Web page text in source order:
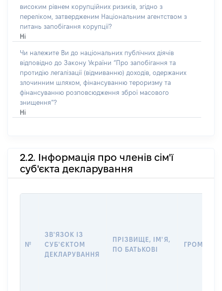
високим рівнем корупційних ризиків, згідно з
переліком, затвердженим Національним агентством з
питань запобігання корупції?
Ні
Чи належите Ви до національних публічних діячів
відповідно до Закону України “Про запобігання та
протидію легалізації (відмиванню) доходів, одержаних
злочинним шляхом, фінансуванню тероризму та
фінансуванню розповсюдження зброї масового
знищення”?
Ні
2.2. Інформація про членів сім'ї
суб'єкта декларування
№
ЗВ'ЯЗОК ІЗ
СУБ'ЄКТОМ
ДЕКЛАРУВАННЯ
ПРІЗВИЩЕ, ІМ'Я,
ПО БАТЬКОВІ